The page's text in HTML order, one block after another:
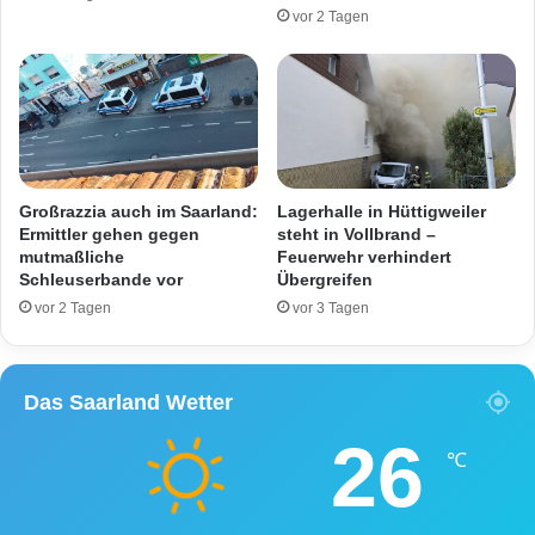
n
t
e
r
s
t
ü
t
z
e
n
e
l
s
c
h
n
u
r
vor 2 Tagen
Großrazzia auch im Saarland:
Ermittler gehen gegen
mutmaßliche
Schleuserbande vor
vor 2 Tagen
Lagerhalle in Hüttigweiler
steht in Vollbrand –
Feuerwehr verhindert
Übergreifen
vor 3 Tagen
Das Saarland Wetter
26 ℃